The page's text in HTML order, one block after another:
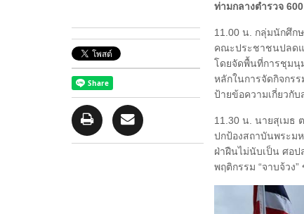
ท่ามกลางตำรวจ
11.00 น. กลุ่มนักศึก
คณะประชาชนปลดแ
โดยจัดพื้นที่การชุมนุ
หลักในการจัดกิจกร
ป้ายข้อความเกี่ยวกั
11.30 น. นายสุเมธ
ปกป้องสถาบันพระม
ฝ่าฝืนไม่นับเป็น ศอป
พฤติกรรม “จาบจ้วง”